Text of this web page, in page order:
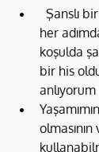
her
koşulda
bir his
anlıyorum